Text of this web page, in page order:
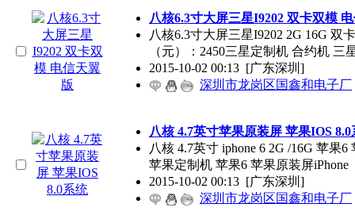
八核6.3寸大屏三星I9202 双卡双模
八核6.3寸大屏三星I9202 2G 16G 双
（元）：2450三星定制机 合约机 三
2015-10-02 00:13 [广东深圳]
深圳市龙岗区国鑫和电子厂
八核 4.7英寸苹果原装屏 苹果IOS 8.0
八核 4.7英寸 iphone 6 2G /16G 苹果
苹果定制机 苹果6 苹果原装屏iPhone
2015-10-02 00:13 [广东深圳]
深圳市龙岗区国鑫和电子厂